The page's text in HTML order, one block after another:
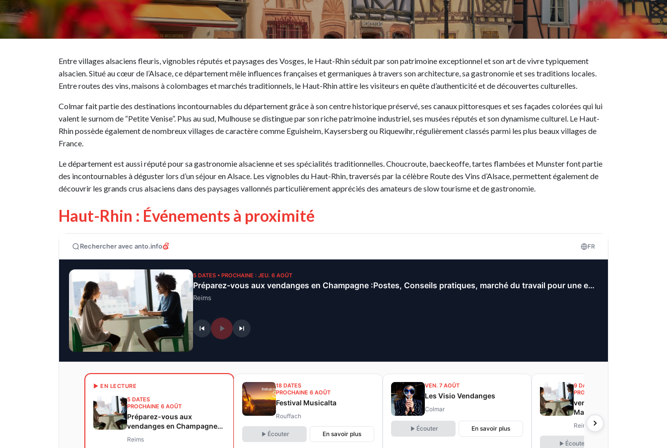
Entre villages alsaciens fleuris, vignobles réputés et paysages des Vosges, le Haut-Rhin séduit par son patrimoine exceptionnel et son art de vivre typiquement
alsacien. Situé au cœur de l’Alsace, ce département mêle influences françaises et germaniques à travers son architecture, sa gastronomie et ses traditions locales.
Entre routes des vins, maisons à colombages et marchés traditionnels, le Haut-Rhin attire les visiteurs en quête d’authenticité et de découvertes culturelles.
Colmar fait partie des destinations incontournables du département grâce à son centre historique préservé, ses canaux pittoresques et ses façades colorées qui lui
valent le surnom de “Petite Venise”. Plus au sud, Mulhouse se distingue par son riche patrimoine industriel, ses musées réputés et son dynamisme culturel. Le Haut-
Rhin possède également de nombreux villages de caractère comme Eguisheim, Kaysersberg ou Riquewihr, régulièrement classés parmi les plus beaux villages de
France.
Le département est aussi réputé pour sa gastronomie alsacienne et ses spécialités traditionnelles. Choucroute, baeckeoffe, tartes flambées et Munster font partie
des incontournables à déguster lors d’un séjour en Alsace. Les vignobles du Haut-Rhin, traversés par la célèbre Route des Vins d’Alsace, permettent également de
découvrir les grands crus alsaciens dans des paysages vallonnés particulièrement appréciés des amateurs de slow tourisme et de gastronomie.
Haut-Rhin : Événements à proximité
Rechercher avec anto.info FR
5 DATES • PROCHAINE : JEU. 6 AOÛT
Préparez-vous aux vendanges en Champagne :Postes, Conseils pratiques, marché du travail pour une expérience réussie!
Reims
▶ EN LECTURE
5 DATES
PROCHAINE 6 AOÛT
Préparez-vous aux
vendanges en Champagne
:Postes, Conseils pratiques,
Reims
18 DATES
PROCHAINE 6 AOÛT
Festival Musicalta
Rouffach
Écouter En savoir plus
VEN. 7 AOÛT
Les Visio Vendanges
Colmar
Écouter En savoir plus
9 DATES
PROCHAINE 11 AOÛT
vendanges en Champagne :
Marché du Travail, Postes,
Conseils pratiques pour
expérience réussie!
Reims
Écouter